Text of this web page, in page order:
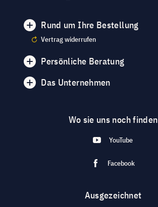
Rund um Ihre Bestellung
Vertrag widerrufen
Persönliche Beratung
Das Unternehmen
Wo sie uns noch finden
YouTube
Facebook
Ausgezeichnet